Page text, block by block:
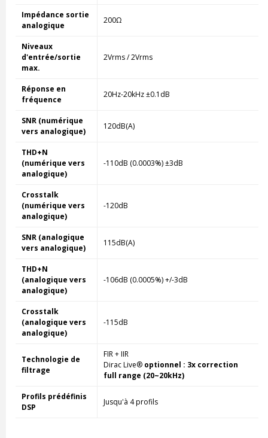
Impédance sortie
analogique
200Ω
Niveaux
d'entrée/sortie
max.
2Vrms / 2Vrms
Réponse en
fréquence
20Hz-20kHz ±0.1dB
SNR (numérique
vers analogique)
120dB(A)
THD+N
(numérique vers
analogique)
-110dB (0.0003%) ±3dB
Crosstalk
(numérique vers
analogique)
-120dB
SNR (analogique
vers analogique)
115dB(A)
THD+N
(analogique vers
analogique)
-106dB (0.0005%) +/-3dB
Crosstalk
(analogique vers
analogique)
-115dB
Technologie de
filtrage
FIR + IIR
Dirac Live® optionnel : 3x correction
full range (20~20kHz)
Profils prédéfinis
DSP
Jusqu'à 4 profils